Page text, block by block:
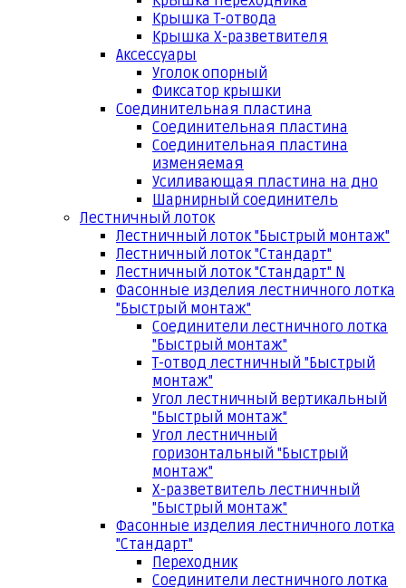
Крышка Т-отвода
Крышка Х-разветвителя
Аксессуары
Уголок опорный
Фиксатор крышки
Соединительная пластина
Соединительная пластина
Соединительная пластина
изменяемая
Усиливающая пластина на дно
Шарнирный соединитель
Лестничный лоток
Лестничный лоток "Быстрый монтаж"
Лестничный лоток "Стандарт"
Лестничный лоток "Стандарт" N
Фасонные изделия лестничного лотка
"Быстрый монтаж"
Соединители лестничного лотка
"Быстрый монтаж"
Т-отвод лестничный "Быстрый
монтаж"
Угол лестничный вертикальный
"Быстрый монтаж"
Угол лестничный
горизонтальный "Быстрый
монтаж"
Х-разветвитель лестничный
"Быстрый монтаж"
Фасонные изделия лестничного лотка
"Стандарт"
Переходник
Соединители лестничного лотка